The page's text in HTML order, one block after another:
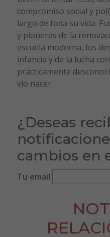
compromiso social y
largo de toda su vida.
y pioneras de la
escuela moderna, los
infancia y de la lucha
prácticamente
vio nacer.
¿Deseas
cambios en
Tu email